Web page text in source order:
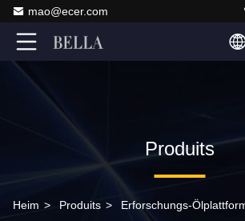
mao@ecer.com
Produits
Heim > Produits > Erforschungs-